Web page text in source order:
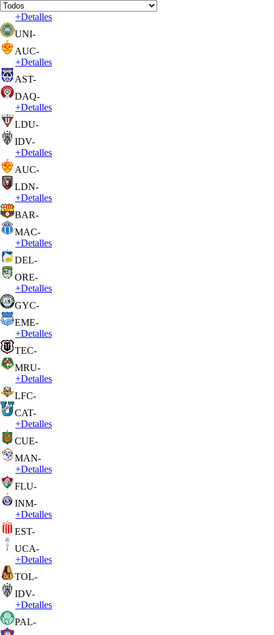
+Detalles
UNI-
AUC-
+Detalles
AST-
DAQ-
+Detalles
LDU-
IDV-
+Detalles
AUC-
LDN-
+Detalles
BAR-
MAC-
+Detalles
DEL-
ORE-
+Detalles
GYC-
EME-
+Detalles
TEC-
MRU-
+Detalles
LFC-
CAT-
+Detalles
CUE-
MAN-
+Detalles
FLU-
INM-
+Detalles
EST-
UCA-
+Detalles
TOL-
IDV-
+Detalles
PAL-